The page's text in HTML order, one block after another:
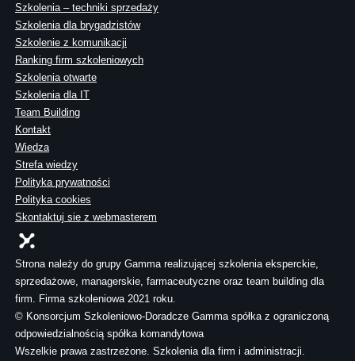
Szkolenia – techniki sprzedaży
Szkolenia dla brygadzistów
Szkolenie z komunikacji
Ranking firm szkoleniowych
Szkolenia otwarte
Szkolenia dla IT
Team Building
Kontakt
Wiedza
Strefa wiedzy
Polityka prywatności
Polityka cookies
Skontaktuj sie z webmasterem
Strona należy do grupy Gamma realizującej szkolenia eksperckie,
sprzedażowe, managerskie, farmaceutyczne oraz team building dla
firm. Firma szkoleniowa 2021 roku.
© Konsorcjum Szkoleniowo-Doradcze Gamma spółka z ograniczoną
odpowiedzialnością spółka komandytowa
Wszelkie prawa zastrzeżone. Szkolenia dla firm i administracji.